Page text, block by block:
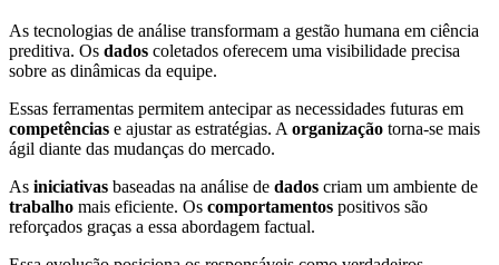
As tecnologias de análise transformam a gestão humana em ciência
preditiva. Os dados coletados oferecem uma visibilidade precisa
sobre as dinâmicas da equipe.
Essas ferramentas permitem antecipar as necessidades futuras em
competências e ajustar as estratégias. A organização torna-se mais
ágil diante das mudanças do mercado.
As iniciativas baseadas na análise de dados criam um ambiente de
trabalho mais eficiente. Os comportamentos positivos são
reforçados graças a essa abordagem factual.